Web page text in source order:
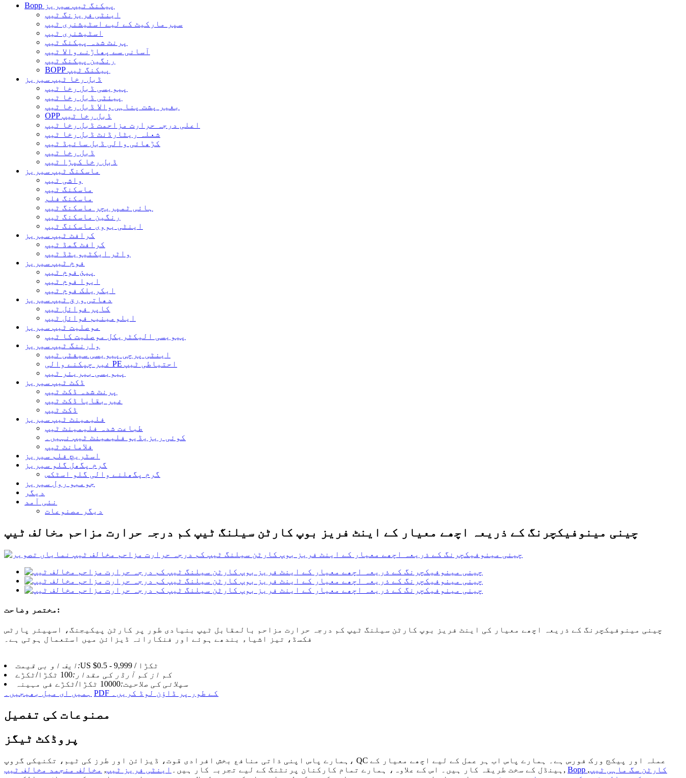
Bopp پیکنگ ٹیپ سیریز
اینٹی فریزنگ ٹیپ
سپر مارکیٹ کے لیے اسٹیشنری ٹیپ
اسٹیشنری ٹیپ
پرنٹ شدہ پیکنگ ٹیپ
آسانی سے پھاڑنے والا ٹیپ
رنگین پیکنگ ٹیپ
BOPP پیکنگ ٹیپ
ڈبل رخا ٹیپ سیریز
پیویسی ڈبل رخا ٹیپ
پیئٹی ڈبل رخا ٹیپ
بغیر پشت پناہی والا ڈبل ​​رخا ٹیپ
OPP ڈبل رخا ٹیپ
اعلی درجہ حرارت مزاحمت ڈبل رخا ٹیپ
شعلہ ریٹارڈنٹ ڈبل رخا ٹیپ
کڑھائی والی ڈبل سائیڈ ٹیپ
ڈبل رخا ٹیپ
ڈبل رخا کپڑا ٹیپ
ماسکنگ ٹیپ سیریز
واشی ٹیپ
ماسکنگ ٹیپ
ماسکنگ فلم
ہائی ٹمپریچر ماسکنگ ٹیپ
رنگین ماسکنگ ٹیپ
اینٹی یووی ماسکنگ ٹیپ
کرافٹ ٹیپ سیریز
کرافٹ گمڈ ٹیپ
واٹر ایکٹیویٹڈ ٹیپ
فوم ٹیپ سیریز
پیئ فوم ٹیپ
ایوا فوم ٹیپ
ایکریلک فوم ٹیپ
دھاتی ورق ٹیپ سیریز
کاپر فوائل ٹیپ
ایلومینیم فوائل ٹیپ
موصلیت ٹیپ سیریز
پیویسی الیکٹریکل موصلیت کا ٹیپ
وارننگ ٹیپ سیریز
اینٹی پرچی پیویسی سیفٹی ٹیپ
غیر چپکنے والی PE احتیاطی ٹیپ
پیویسی بیریئر ٹیپ
ڈکٹ ٹیپ سیریز
پرنٹ شدہ ڈکٹ ٹیپ
غیر بقایا ڈکٹ ٹیپ
ڈکٹ ٹیپ
فلیمینٹ ٹیپ سیریز
طباعت شدہ فلیمینٹ ٹیپ
کوئی ریزیڈیو فلیمینٹ ٹیپ نہیں۔
فلامانٹ ٹیپ
اسٹریچ فلم سیریز
گرم پگھل گلو سیریز
گرم پگھلنے والی گلو اسٹکس
جومبو رول سیریز
دیگر
نئی آمد
دیگر مصنوعات
چینی مینوفیکچرنگ کے ذریعہ اچھے معیار کے اینٹ فریز بوپ کارٹن سیلنگ ٹیپ کم درجہ حرارت مزاحم مخالف ٹیپ
مختصر وضاحت:
چینی مینوفیکچرنگ کے ذریعہ اچھے معیار کی اینٹ فریز بوپ کارٹن سیلنگ ٹیپ کم درجہ حرارت مزاحم بالمقابل ٹیپ بنیادی طور پر کارٹن پیکیجنگ، اسپیئر پارٹس
فکسڈ، تیز اشیاء بندھے ہوئے اور فنکارانہ ڈیزائن میں استعمال ہوتی ہے۔
ایف او بی قیمت:
US $0.5 - 9,999 / ٹکڑا
کم از کم آرڈر کی مقدار:100 ٹکڑا/ٹکڑے
سپلائی کی صلاحیت:10000 ٹکڑا/ٹکڑے فی مہینہ
ہمیں ای میل بھیجیں۔
PDF کے طور پر ڈاؤن لوڈ کریں۔
مصنوعات کی تفصیل
پروڈکٹ ٹیگز
ہمارے پاس اپنی ذاتی منافع بخش افرادی قوت، ڈیزائن اور طرز کی ٹیم، تکنیکی گروپ، QC عملہ اور پیکج ورک فورس ہے۔ ہمارے پاس اب ہر عمل کے لیے اچھے معیار کے
ہینڈل کے سخت طریقہ کار ہیں۔ اس کے علاوہ، ہمارے تمام کارکنان پرنٹنگ کے لیے تجربہ کار ہیں۔
اینٹی فریز ٹیپ, مخالف منجمد مخالف ٹیپ , Bopp کارٹن سگ ماہی ٹیپ,